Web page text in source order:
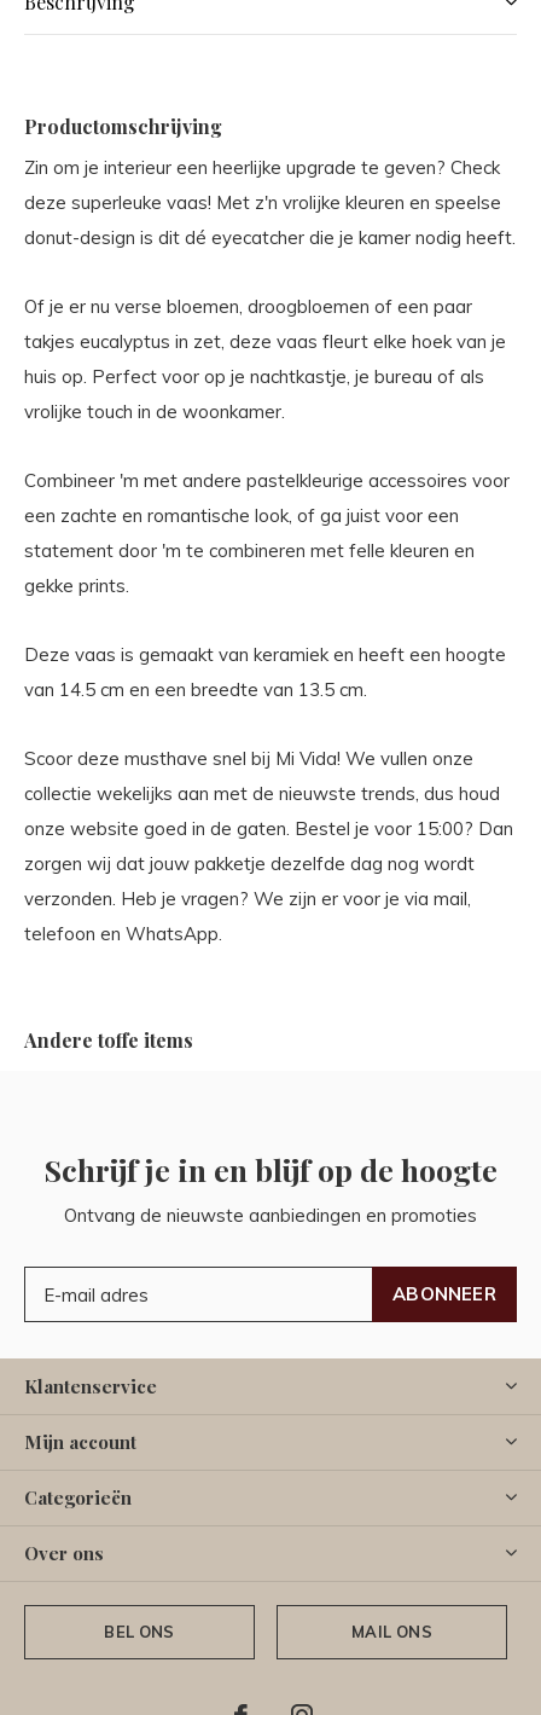
Productomschrijving
Zin om je interieur een heerlijke upgrade te geven? Check
deze superleuke vaas! Met z'n vrolijke kleuren en speelse
donut-design is dit dé eyecatcher die je kamer nodig heeft.
Of je er nu verse bloemen, droogbloemen of een paar
takjes eucalyptus in zet, deze vaas fleurt elke hoek van je
huis op. Perfect voor op je nachtkastje, je bureau of als
vrolijke touch in de woonkamer.
Combineer 'm met andere pastelkleurige accessoires voor
een zachte en romantische look, of ga juist voor een
statement door 'm te combineren met felle kleuren en
gekke prints.
Deze vaas is gemaakt van keramiek en heeft een hoogte
van 14.5 cm en een breedte van 13.5 cm.
Scoor deze musthave snel bij Mi Vida! We vullen onze
collectie wekelijks aan met de nieuwste trends, dus houd
onze website goed in de gaten. Bestel je voor 15:00? Dan
zorgen wij dat jouw pakketje dezelfde dag nog wordt
verzonden. Heb je vragen? We zijn er voor je via mail,
telefoon en WhatsApp.
Andere toffe items
Schrijf je in en blijf op de hoogte
Ontvang de nieuwste aanbiedingen en promoties
ABONNEER
Klantenservice
Mijn account
Categorieën
Over ons
BEL ONS MAIL ONS